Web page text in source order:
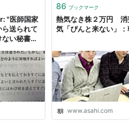
"医師国家
送られて
い秘書検
86 ブックマーク
熱気なき株２万円 消
気「ぴんと来ない」
www.asahi.com